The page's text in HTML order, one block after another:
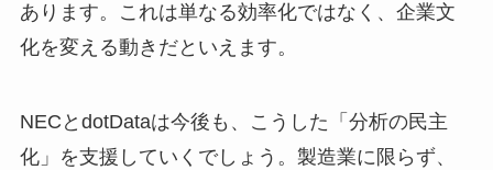
あります。これは単なる効率化ではなく、企業文
化を変える動きだといえます。
NECとdotDataは今後も、こうした「分析の民主
化」を支援していくでしょう。製造業に限らず、